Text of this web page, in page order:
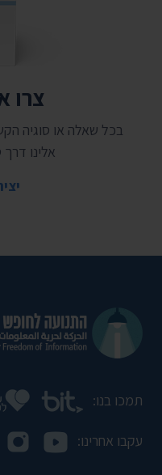
צרו
בכל שאלה או סוגיה
אלינו
תמכו בנו:
עקבו אחרינו: